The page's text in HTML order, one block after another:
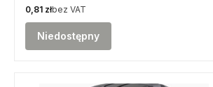
Cena
0,81 złbez VAT
Niedostępny